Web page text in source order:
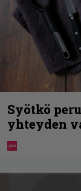
Syötkö
yhteyden